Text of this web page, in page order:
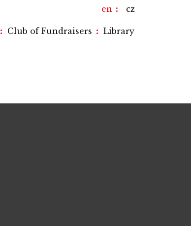
en cz
: Club of Fundraisers : Library